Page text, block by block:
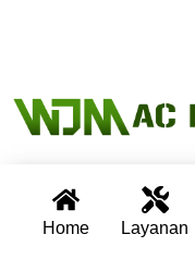
Home Layanan
Wijaya AC Mobil
telah berpengalaman